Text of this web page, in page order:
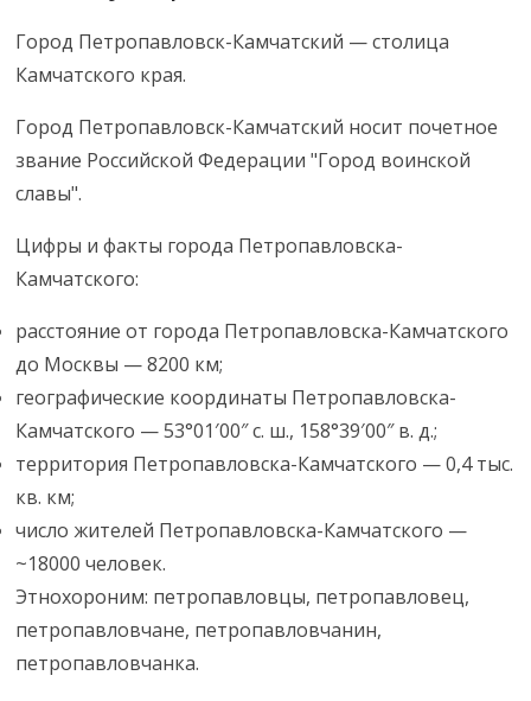
Город Петропавловск-Камчатский — столица
Камчатского края.
Город Петропавловск-Камчатский носит почетное
звание Российской Федерации "Город воинской
славы".
Цифры и факты города Петропавловска-
Камчатского:
расстояние от города Петропавловска-Камчатского
до Москвы — 8200 км;
географические координаты Петропавловска-
Камчатского — 53°01′00″ с. ш., 158°39′00″ в. д.;
территория Петропавловска-Камчатского — 0,4 тыс.
кв. км;
число жителей Петропавловска-Камчатского —
~18000 человек.
Этнохороним: петропавловцы, петропавловец,
петропавловчане, петропавловчанин,
петропавловчанка.